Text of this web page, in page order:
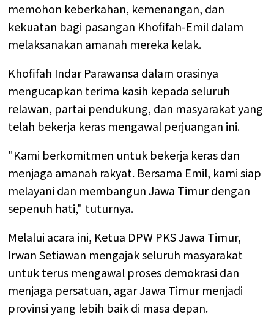
memohon keberkahan, kemenangan, dan
kekuatan bagi pasangan Khofifah-Emil dalam
melaksanakan amanah mereka kelak.
Khofifah Indar Parawansa dalam orasinya
mengucapkan terima kasih kepada seluruh
relawan, partai pendukung, dan masyarakat yang
telah bekerja keras mengawal perjuangan ini.
"Kami berkomitmen untuk bekerja keras dan
menjaga amanah rakyat. Bersama Emil, kami siap
melayani dan membangun Jawa Timur dengan
sepenuh hati," tuturnya.
Melalui acara ini, Ketua DPW PKS Jawa Timur,
Irwan Setiawan mengajak seluruh masyarakat
untuk terus mengawal proses demokrasi dan
menjaga persatuan, agar Jawa Timur menjadi
provinsi yang lebih baik di masa depan.